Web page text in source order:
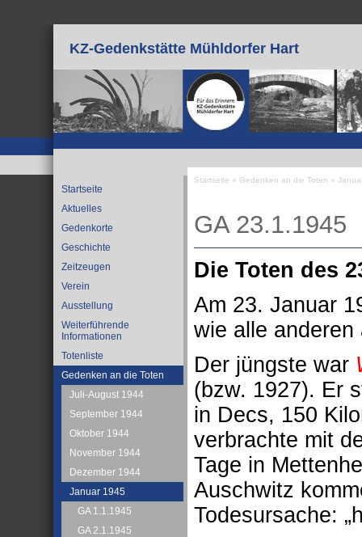
KZ-Gedenkstätte Mühldorfer Hart
Startseite
Aktuelles
Gedenkorte
Geschichte
Zeitzeugen
Verein
Ausstellung
Weiterführende
Informationen
Totenliste
Gedenken an die Toten
Juli-August 1944
September 1944
Oktober 1944
November 1944
Dezember 1944
Januar 1945
GA 1.1.1945
GA 2.1.1945
Startseite » Gedenken an die Toten »
GA 23.1.1945
Die Toten des
Am 23. Januar
wie alle anderen
Der jüngste war
(bzw. 1927). Er
in Decs, 150
verbrachte mit
Tage in
Auschwitz
Todesursache: